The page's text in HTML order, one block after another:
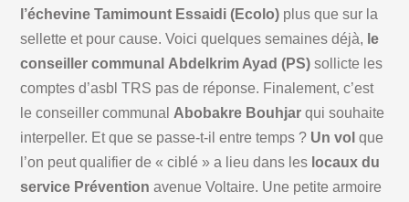
l’échevine Tamimount Essaidi (Ecolo) plus que sur la
sellette et pour cause. Voici quelques semaines déjà, le
conseiller communal Abdelkrim Ayad (PS)sollicte les
comptes d’asbl TRS pas de réponse. Finalement, c’est
le conseiller communal Abobakre Bouhjar qui souhaite
interpeller. Et que se passe-t-il entre temps ? Un vol que
l’on peut qualifier de « ciblé » a lieu dans les locaux du
service Prévention avenue Voltaire. Une petite armoire